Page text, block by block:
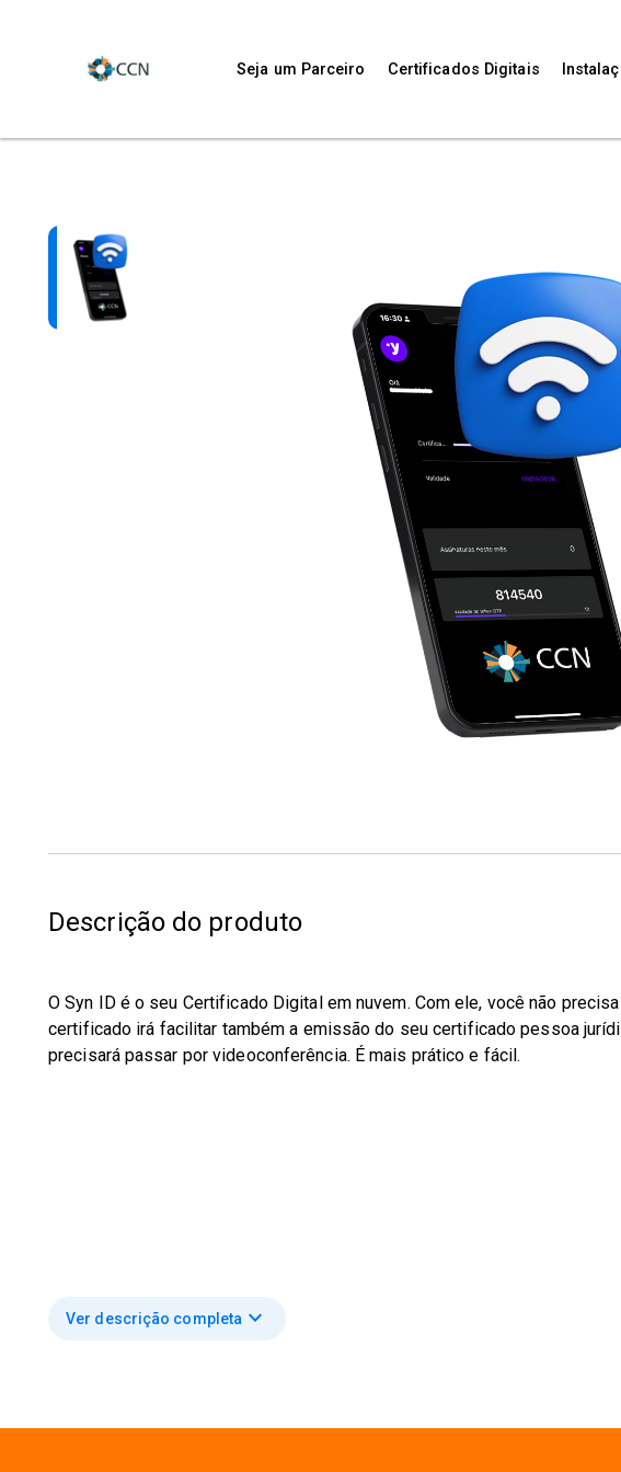
Seja um Parceiro Certificados Digitais
Descrição do produto
O Syn ID é o seu Certificado Digital em nuvem. Com ele, você não
certificado irá facilitar também a emissão do seu certificado pessoa
precisará passar por videoconferência. É mais prático e fácil.
Ver descrição completa expand_more